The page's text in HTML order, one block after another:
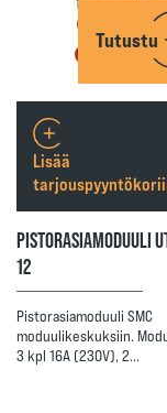
Tutustu
PISTORASIAMODUULI
12
Pistorasiamoduuli SMC
moduulikeskuksiin.
3 kpl 16A (230V), 2…
Lisää